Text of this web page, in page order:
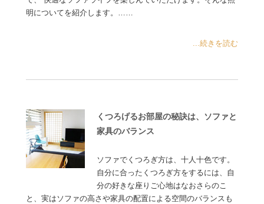
明についてを紹介します。……
...続きを読む
くつろげるお部屋の秘訣は、ソファと
家具のバランス
ソファでくつろぎ方は、十人十色です。
自分に合ったくつろぎ方をするには、自
分の好きな座りご心地はなおさらのこ
と、実はソファの高さや家具の配置による空間のバランスも